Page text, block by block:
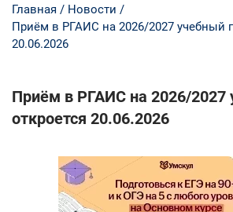
Главная
Новости
Приём в РГАИС на 2026/2027 учебный
20.06.2026
Приём в РГАИС на 2026/2027
откроется 20.06.2026